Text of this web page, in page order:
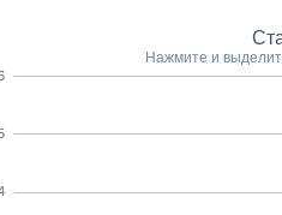
Нажмите и